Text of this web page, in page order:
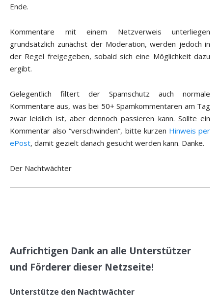
Ende.
Kommentare mit einem Netzverweis unterliegen
grundsätzlich zunächst der Moderation, werden jedoch in
der Regel freigegeben, sobald sich eine Möglichkeit dazu
ergibt.
Gelegentlich filtert der Spamschutz auch normale
Kommentare aus, was bei 50+ Spamkommentaren am Tag
zwar leidlich ist, aber dennoch passieren kann. Sollte ein
Kommentar also “verschwinden“, bitte kurzen Hinweis per
ePost, damit gezielt danach gesucht werden kann. Danke.
Der Nachtwächter
Aufrichtigen Dank an alle Unterstützer
und Förderer dieser Netzseite!
Unterstütze den Nachtwächter